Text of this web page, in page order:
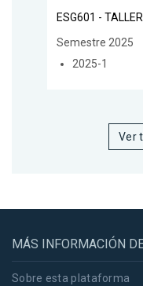
ESG601 -
Semestre 2025
2025-1
Ver
MÁS INFORMACIÓN
Sobre esta plataforma